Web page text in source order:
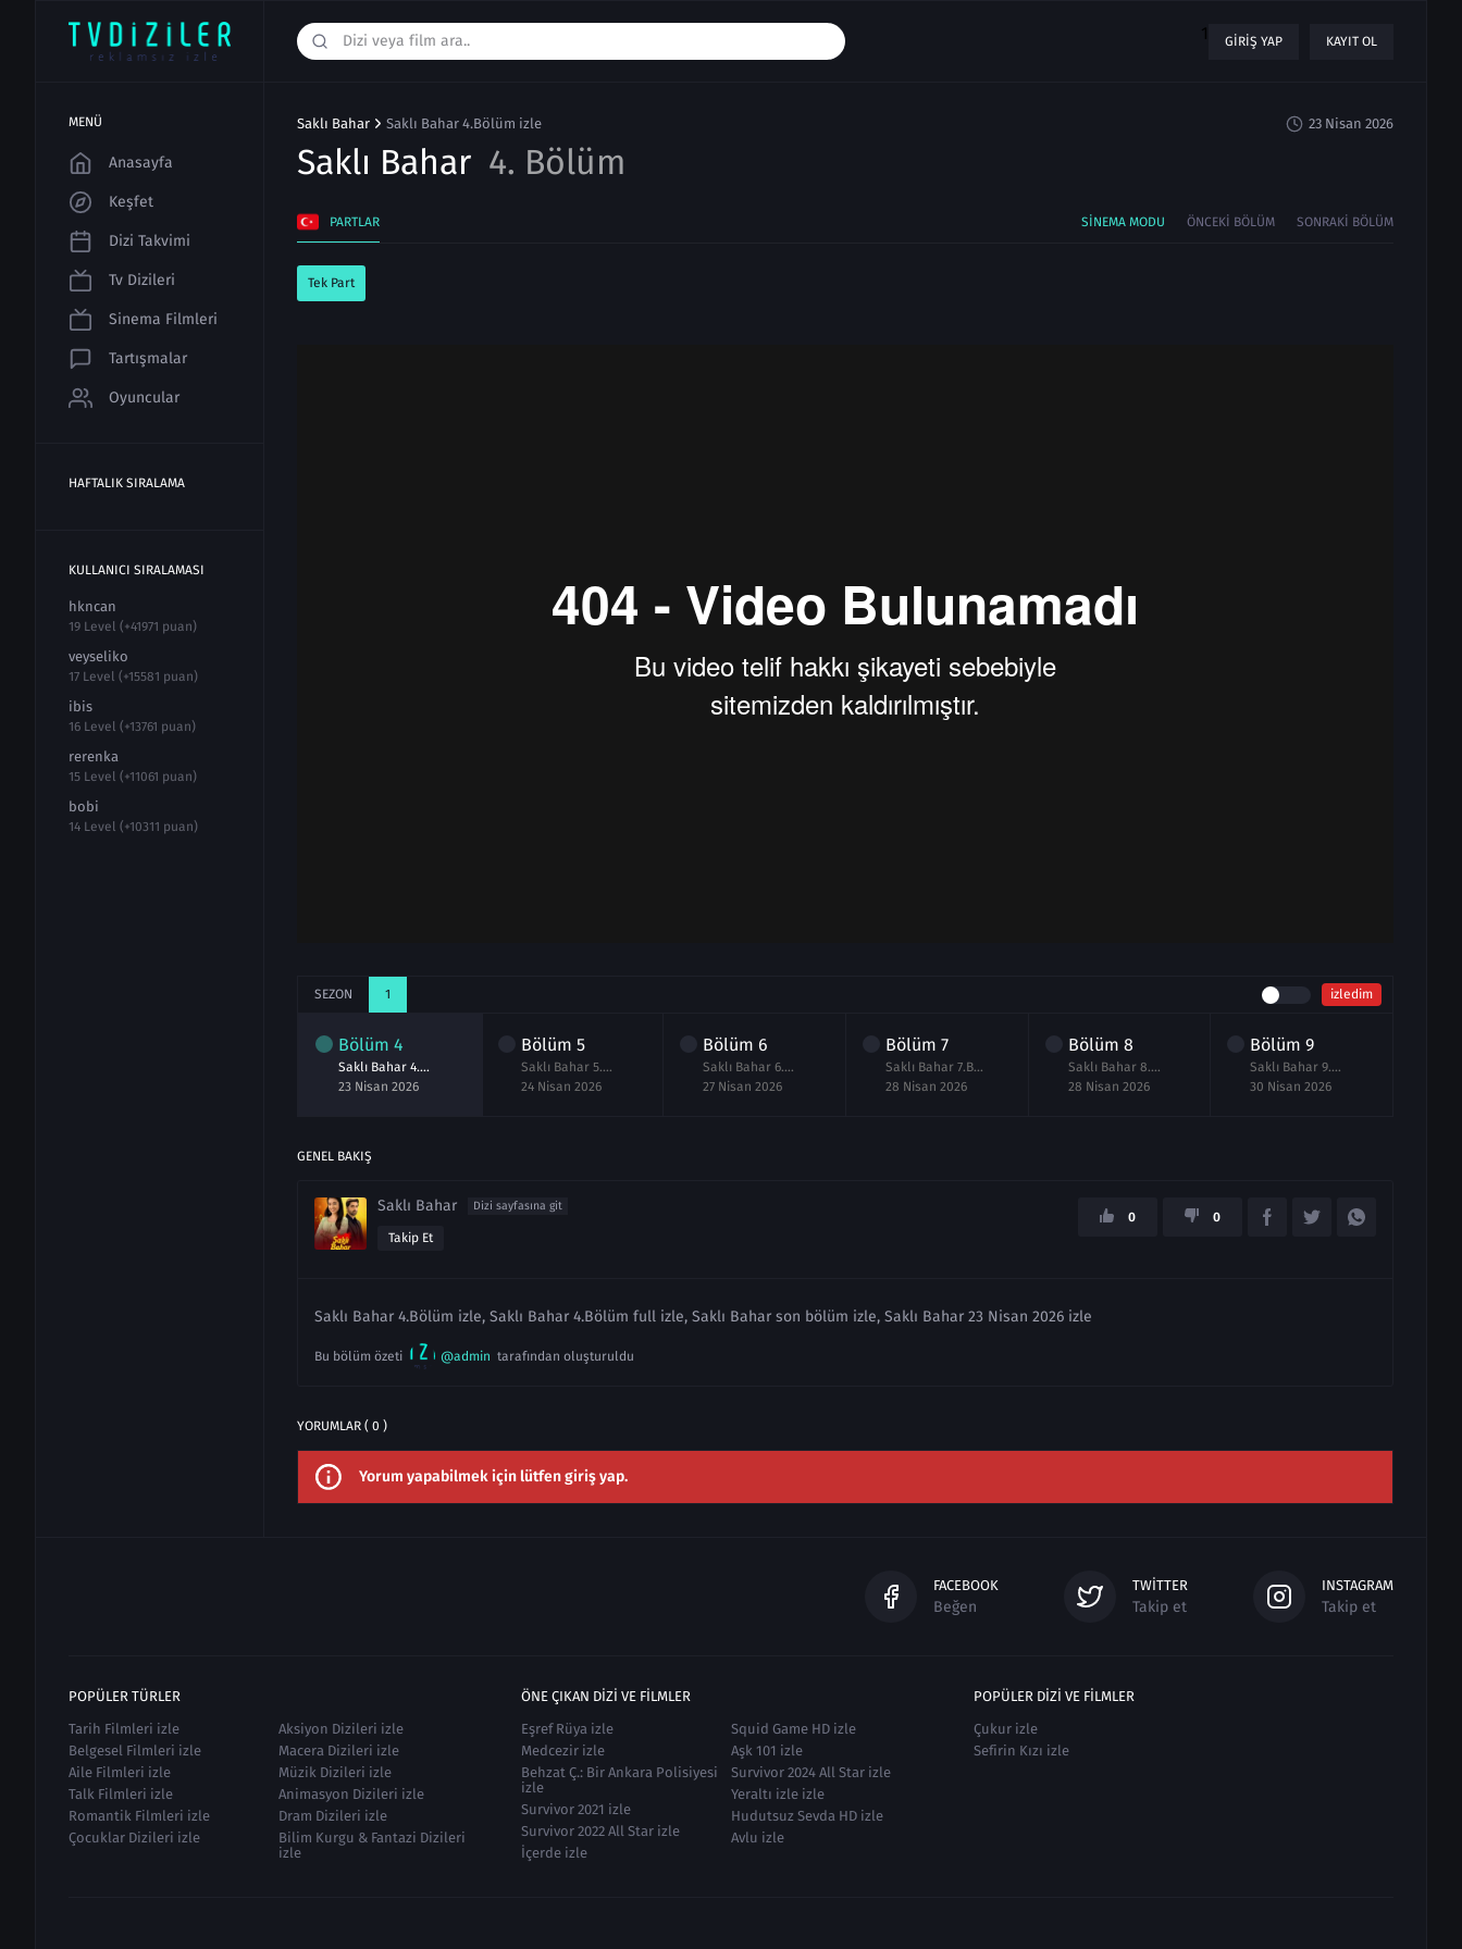
1 GIRIŞ YAP KAYIT OL
MENÜ
Anasayfa
Keşfet
Dizi Takvimi
Tv Dizileri
Sinema Filmleri
Tartışmalar
Oyuncular
HAFTALIK SIRALAMA
KULLANICI SIRALAMASI
hkncan
19 Level (+41971 puan)
veyseliko
17 Level (+15581 puan)
ibis
16 Level (+13761 puan)
rerenka
15 Level (+11061 puan)
bobi
14 Level (+10311 puan)
Saklı Bahar Saklı Bahar 4.Bölüm izle
Saklı Bahar 4. Bölüm
23 Nisan 2026
PARTLAR SINEMA MODU ÖNCEKI BÖLÜM SONRAKI BÖLÜM
Tek Part
SEZON 1 izledim
Bölüm 4
Saklı Bahar 4.Bölüm izle
23 Nisan 2026
Bölüm 5
Saklı Bahar 5.Bölüm izle
24 Nisan 2026
Bölüm 6
Saklı Bahar 6.Bölüm izle
27 Nisan 2026
Bölüm 7
Saklı Bahar 7.Bölüm izle
28 Nisan 2026
Bölüm 8
Saklı Bahar 8.Bölüm izle
28 Nisan 2026
Bölüm9
Saklı Bahar 9.Bölüm izle
30 Nisan 2026
GENEL BAKIŞ
Saklı Bahar Dizi sayfasına git
Takip Et
0 0
Saklı Bahar 4.Bölüm izle, Saklı Bahar 4.Bölüm full izle, Saklı Bahar son bölüm izle, Saklı Bahar 23 Nisan 2026 izle
Bu bölüm özeti @admin tarafından oluşturuldu
YORUMLAR ( 0 )
Yorum yapabilmek için lütfen giriş yap.
FACEBOOK
Beğen
TWITTER
Takip et
INSTAGRAM
Takip et
POPÜLER TÜRLER
Tarih Filmleri izle
Belgesel Filmleri izle
Aile Filmleri izle
Talk Filmleri izle
Romantik Filmleri izle
Çocuklar Dizileri izle
Aksiyon Dizileri izle
Macera Dizileri izle
Müzik Dizileri izle
Animasyon Dizileri izle
Dram Dizileri izle
Bilim Kurgu & Fantazi Dizileri
izle
ÖNE ÇIKAN DIZI VE FILMLER
Eşref Rüya izle
Medcezir izle
Behzat Ç.: Bir Ankara Polisiyesi
izle
Survivor 2021 izle
Survivor 2022 All Star izle
İçerde izle
Squid Game HD izle
Aşk 101 izle
Survivor 2024 All Star izle
Yeraltı izle izle
Hudutsuz Sevda HD izle
Avlu izle
POPÜLER DIZI VE FILMLER
Çukur izle
Sefirin Kızı izle